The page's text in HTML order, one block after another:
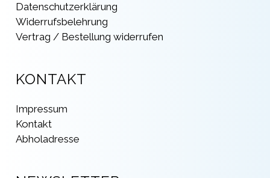
Datenschutzerklärung
Widerrufsbelehrung
Vertrag / Bestellung widerrufen
KONTAKT
Impressum
Kontakt
Abholadresse